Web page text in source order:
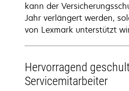
kann der
Jahr verlängert werden,
von Lexmark unterstützt
Hervorragend
Servicemitarbeiter